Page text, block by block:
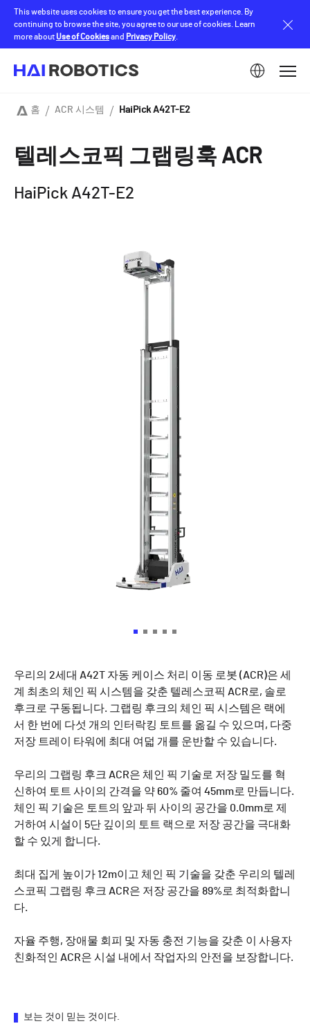
main
content
This website uses cookies to ensure you get the best experience. By
continuing to browse the site, you agree to our use of cookies. Learn
more about Use of Cookiesand Privacy Policy
Image
Breadcrumb
홈 ACR 시스템 HaiPick A42T-E2
텔레스코픽 그랩링훅 ACR
HaiPick A42T-E2
우리의 2세대 A42T 자동 케이스 처리 이동 로봇 (ACR)은 세
계 최초의 체인 픽 시스템을 갖춘 텔레스코픽 ACR로, 솔로
후크로 구동됩니다. 그랩링 후크의 체인 픽 시스템은 랙에
서 한 번에 다섯 개의 인터락킹 토트를 옮길 수 있으며, 다중
저장 트레이 타워에 최대 여덟 개를 운반할 수 있습니다.
우리의 그랩링 후크 ACR은 체인 픽 기술로 저장 밀도를 혁
신하여 토트 사이의 간격을 약 60% 줄여 45mm로 만듭니다.
체인 픽 기술은 토트의 앞과 뒤 사이의 공간을 0.0mm로 제
거하여 시설이 5단 깊이의 토트 랙으로 저장 공간을 극대화
할 수 있게 합니다.
최대 집게 높이가 12m이고 체인 픽 기술을 갖춘 우리의 텔레
스코픽 그랩링 후크 ACR은 저장 공간을 89%로 최적화합니
다.
자율 주행, 장애물 회피 및 자동 충전 기능을 갖춘 이 사용자
친화적인 ACR은 시설 내에서 작업자의 안전을 보장합니다.
보는 것이 믿는 것이다.